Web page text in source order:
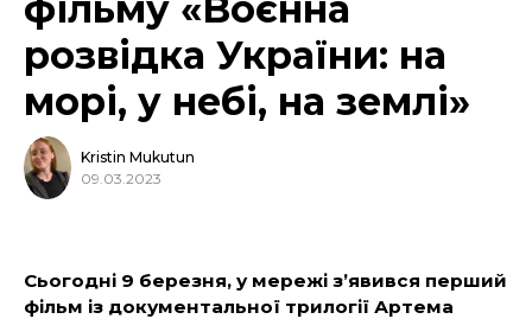
розвідка України: на
морі, у небі, на землі»
Kristin Mukutun
09.03.2023
Сьогодні 9 березня, у мережі з’явився перший
фільм із документальної трилогії Артема